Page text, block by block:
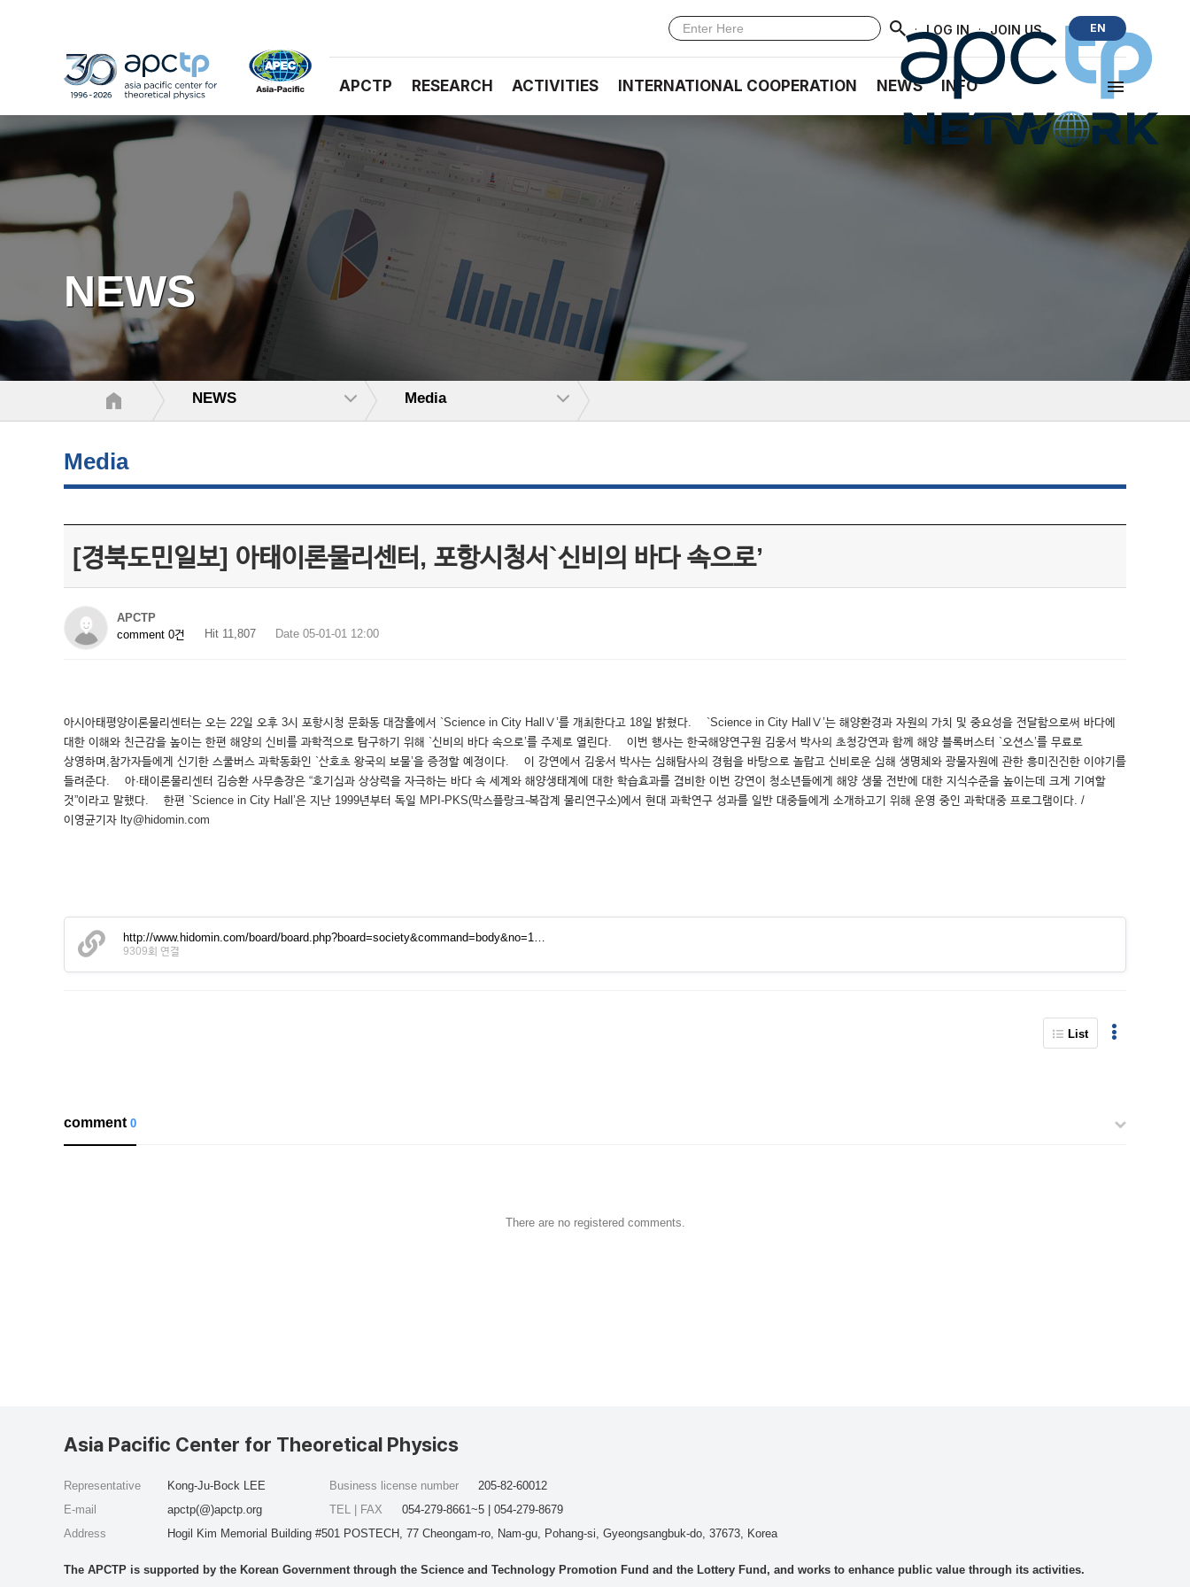
· LOG IN · JOIN US EN
APCTP RESEARCH ACTIVITIES INTERNATIONAL COOPERATION NEWS INFO
NEWS
NEWS Media
Media
[경북도민일보] 아태이론물리센터, 포항시청서`신비의 바다 속으로’
APCTP
comment 0건
Hit 11,807 Date 05-01-01 12:00
아시아태평양이론물리센터는 오는 22일 오후 3시 포항시청 문화동 대잠홀에서 `Science in City HallⅤ’를 개최한다고 18일 밝혔다. `Science in City HallⅤ’는 해양환경과 자원의 가치 및 중요성을 전달함으로써 바다에
대한 이해와 친근감을 높이는 한편 해양의 신비를 과학적으로 탐구하기 위해 `신비의 바다 속으로’를 주제로 열린다. 이번 행사는 한국해양연구원 김웅서 박사의 초청강연과 함께 해양 블록버스터 `오션스’를 무료로
상영하며,참가자들에게 신기한 스쿨버스 과학동화인 `산호초 왕국의 보물’을 증정할 예정이다. 이 강연에서 김웅서 박사는 심해탐사의 경험을 바탕으로 놀랍고 신비로운 심해 생명체와 광물자원에 관한 흥미진진한 이야기를
들려준다. 아·태이론물리센터 김승환 사무총장은 “호기심과 상상력을 자극하는 바다 속 세계와 해양생태계에 대한 학습효과를 겸비한 이번 강연이 청소년들에게 해양 생물 전반에 대한 지식수준을 높이는데 크게 기여할
것”이라고 말했다. 한편 `Science in City Hall’은 지난 1999년부터 독일 MPI-PKS(막스플랑크-복잡계 물리연구소)에서 현대 과학연구 성과를 일반 대중들에게 소개하고기 위해 운영 중인 과학대중 프로그램이다. /
이영균기자 lty@hidomin.com
http://www.hidomin.com/board/board.php?board=society&command=body&no=1…
9309회 연결
List
comment0
There are no registered comments.
Asia Pacific Center for Theoretical Physics
Representative
Kong-Ju-Bock LEE
E-mail
apctp(@)apctp.org
Address
Hogil Kim Memorial Building #501 POSTECH, 77 Cheongam-ro, Nam-gu, Pohang-si, Gyeongsangbuk-do, 37673, Korea
Business license number
205-82-60012
TEL | FAX
054-279-8661~5 | 054-279-8679
The APCTP is supported by the Korean Government through the Science and Technology Promotion Fund and the Lottery Fund, and works to enhance public value through its activities.